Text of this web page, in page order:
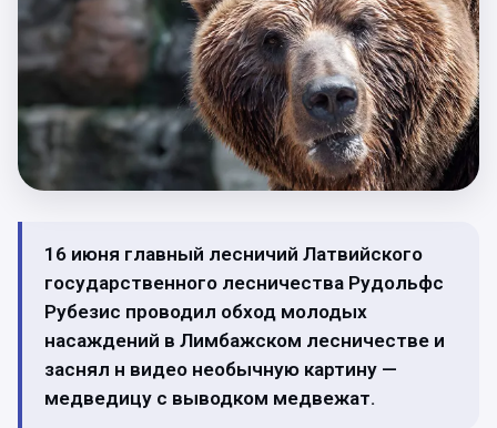
16 июня главный лесничий Латвийского
государственного лесничества Рудольфс
Рубезис проводил обход молодых
насаждений в Лимбажском лесничестве и
заснял н видео необычную картину —
медведицу с выводком медвежат.